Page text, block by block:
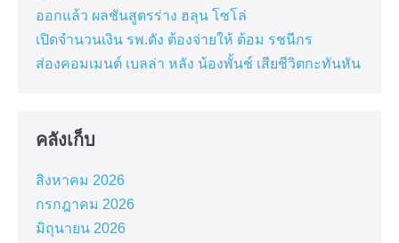
ออกแล้ว ผลชันสูตรร่าง ฮลุน โซโล่
เปิดจำนวนเงิน รพ.ดัง ต้องจ่ายให้ ต้อม รชนีกร
ส่องคอมเมนต์ เบลล่า หลัง น้องพั้นช์ เสียชีวิตกะทันหัน
คลังเก็บ
สิงหาคม 2026
กรกฎาคม 2026
มิถุนายน 2026